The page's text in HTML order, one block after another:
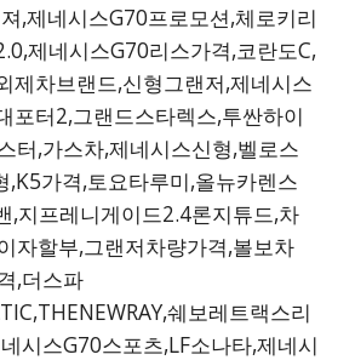
,제네시스G70프로모션,체로키리
제네시스G70리스가격,코란도C,
제차브랜드,신형그랜저,제네시스
포터2,그랜드스타렉스,투싼하이
터,가스차,제네시스신형,벨로스
,K5가격,토요타루미,올뉴카렌스
,지프레니게이드2.4론지튜드,차
자할부,그랜저차량가격,볼보차
,더스파
쉐보레트랙스리
시스G70스포츠,LF소나타,제네시